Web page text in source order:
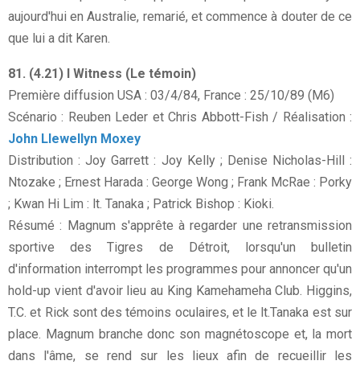
aujourd'hui en Australie, remarié, et commence à douter de ce
que lui a dit Karen.
81. (4.21) I Witness (Le témoin)
Première diffusion USA : 03/4/84, France : 25/10/89 (M6)
Scénario : Reuben Leder et Chris Abbott-Fish / Réalisation :
John Llewellyn Moxey
Distribution : Joy Garrett : Joy Kelly ; Denise Nicholas-Hill :
Ntozake ; Ernest Harada : George Wong ; Frank McRae : Porky
; Kwan Hi Lim : lt. Tanaka ; Patrick Bishop : Kioki.
Résumé : Magnum s'apprête à regarder une retransmission
sportive des Tigres de Détroit, lorsqu'un bulletin
d'information interrompt les programmes pour annoncer qu'un
hold-up vient d'avoir lieu au King Kamehameha Club. Higgins,
T.C. et Rick sont des témoins oculaires, et le lt.Tanaka est sur
place. Magnum branche donc son magnétoscope et, la mort
dans l'âme, se rend sur les lieux afin de recueillir les